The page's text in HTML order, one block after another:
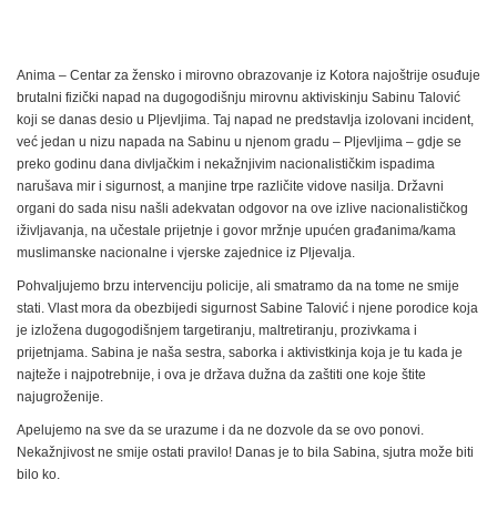
Anima – Centar za žensko i mirovno obrazovanje iz Kotora najoštrije osuđuje
brutalni fizički napad na dugogodišnju mirovnu aktiviskinju Sabinu Talović
koji se danas desio u Pljevljima. Taj napad ne predstavlja izolovani incident,
već jedan u nizu napada na Sabinu u njenom gradu – Pljevljima – gdje se
preko godinu dana divljačkim i nekažnjivim nacionalističkim ispadima
narušava mir i sigurnost, a manjine trpe različite vidove nasilja. Državni
organi do sada nisu našli adekvatan odgovor na ove izlive nacionalističkog
iživljavanja, na učestale prijetnje i govor mržnje upućen građanima/kama
muslimanske nacionalne i vjerske zajednice iz Pljevalja.
Pohvaljujemo brzu intervenciju policije, ali smatramo da na tome ne smije
stati. Vlast mora da obezbijedi sigurnost Sabine Talović i njene porodice koja
je izložena dugogodišnjem targetiranju, maltretiranju, prozivkama i
prijetnjama. Sabina je naša sestra, saborka i aktivistkinja koja je tu kada je
najteže i najpotrebnije, i ova je država dužna da zaštiti one koje štite
najugroženije.
Apelujemo na sve da se urazume i da ne dozvole da se ovo ponovi.
Nekažnjivost ne smije ostati pravilo! Danas je to bila Sabina, sjutra može biti
bilo ko.